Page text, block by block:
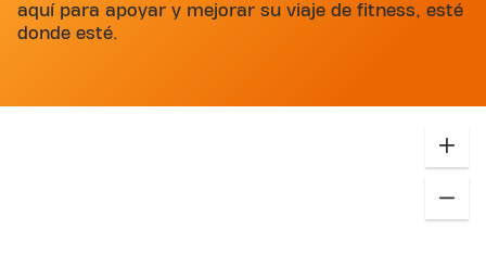
aquí para apoyar y mejorar su viaje de fitness, esté
donde esté.